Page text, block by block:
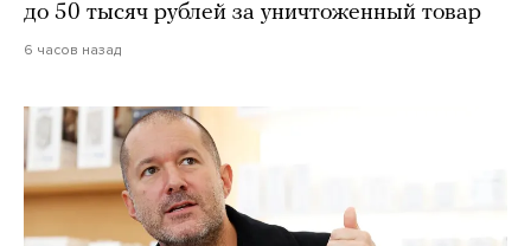
до 50 тысяч рублей за уничтоженный товар
6 часов назад